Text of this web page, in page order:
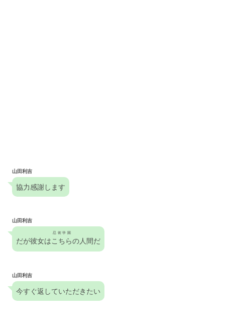
山田利吉
協力感謝します
山田利吉
だが彼女はこちら
忍術学園
の人間だ
山田利吉
今すぐ返していただきたい